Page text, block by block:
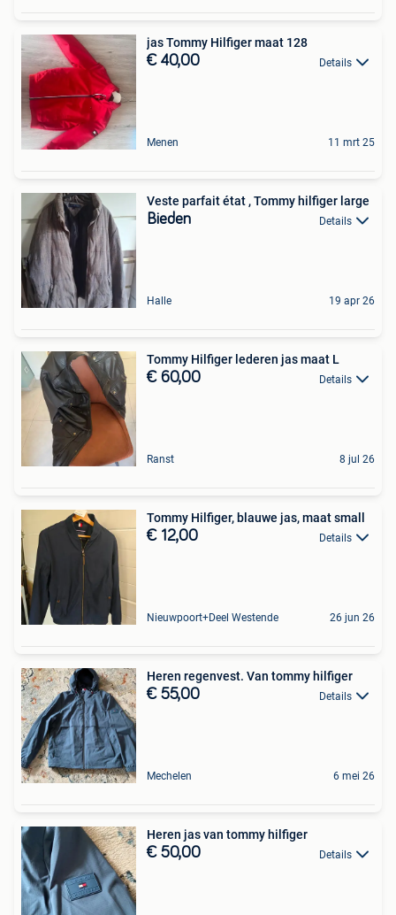
jas Tommy Hilfiger maat 128
€ 40,00 Details
Menen 11 mrt 25
Veste parfait état , Tommy hilfiger large
Bieden Details
Halle 19 apr 26
Tommy Hilfiger lederen jas maat L
€ 60,00 Details
Ranst 8 jul 26
Tommy Hilfiger, blauwe jas, maat small
€ 12,00 Details
Nieuwpoort+Deel Westende 26 jun 26
Heren regenvest. Van tommy hilfiger
€ 55,00 Details
Mechelen 6 mei 26
Heren jas van tommy hilfiger
€ 50,00 Details